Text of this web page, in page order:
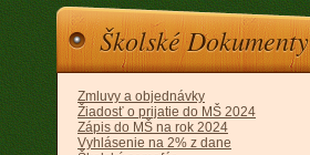
Školské Dokumenty
Zmluvy a objednávky
Žiadosť o prijatie do MŠ 2024
Zápis do MŠ na rok 2024
Vyhlásenie na 2% z dane